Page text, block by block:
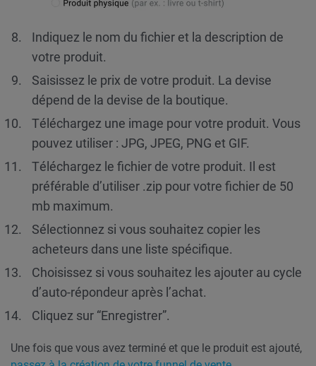
Indiquez le nom du fichier et la description de
votre produit.
Saisissez le prix de votre produit. La devise
dépend de la devise de la boutique.
Téléchargez une image pour votre produit. Vous
pouvez utiliser : JPG, JPEG, PNG et GIF.
Téléchargez le fichier de votre produit. Il est
préférable d’utiliser .zip pour votre fichier de 50
mb maximum.
Sélectionnez si vous souhaitez copier les
acheteurs dans une liste spécifique.
Choisissez si vous souhaitez les ajouter au cycle
d’auto-répondeur après l’achat.
Cliquez sur “Enregistrer”.
Une fois que vous avez terminé et que le produit est ajouté,